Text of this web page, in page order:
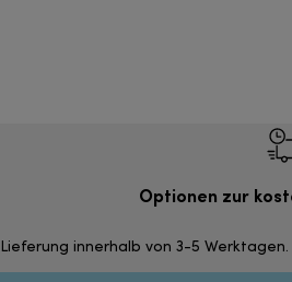
Optionen zur
Lieferung innerhalb von 3-5